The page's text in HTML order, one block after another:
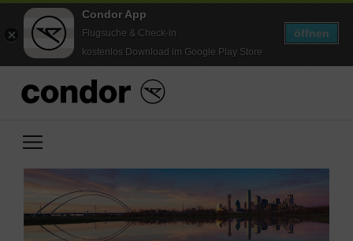
Condor App
Flugsuche & Check-in
kostenlos Download im Google Play Store
öffnen